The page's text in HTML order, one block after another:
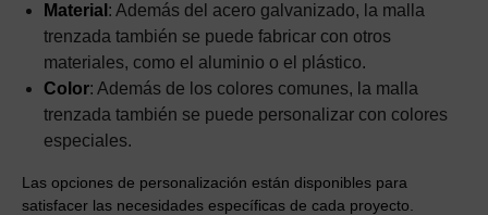
Material : Además del acero galvanizado, la malla
trenzada también se puede fabricar con otros
materiales, como el aluminio o el plástico.
Color: Además de los colores comunes, la malla
trenzada también se puede personalizar con colores
especiales.
Las opciones de personalización están disponibles para
satisfacer las necesidades específicas de cada proyecto.